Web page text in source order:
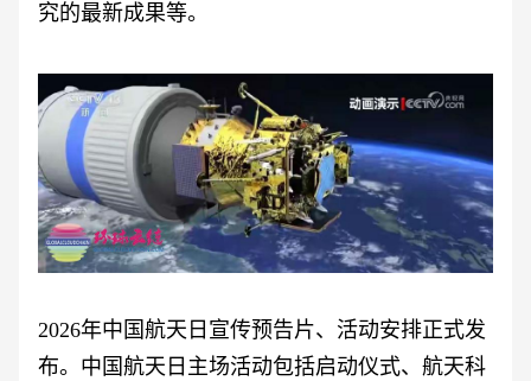
究的最新成果等。
2026年中国航天日宣传预告片、活动安排正式发
布。中国航天日主场活动包括启动仪式、航天科